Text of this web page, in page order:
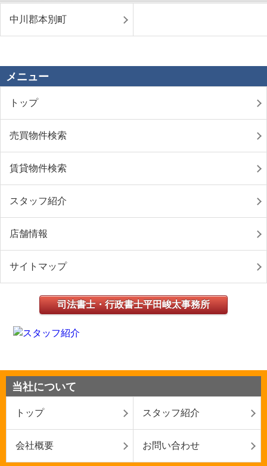
中川郡本別町
メニュー
トップ
売買物件検索
賃貸物件検索
スタッフ紹介
店舗情報
サイトマップ
司法書士・行政書士平田峻太事務所
当社について
トップ スタッフ紹介
会社概要 お問い合わせ